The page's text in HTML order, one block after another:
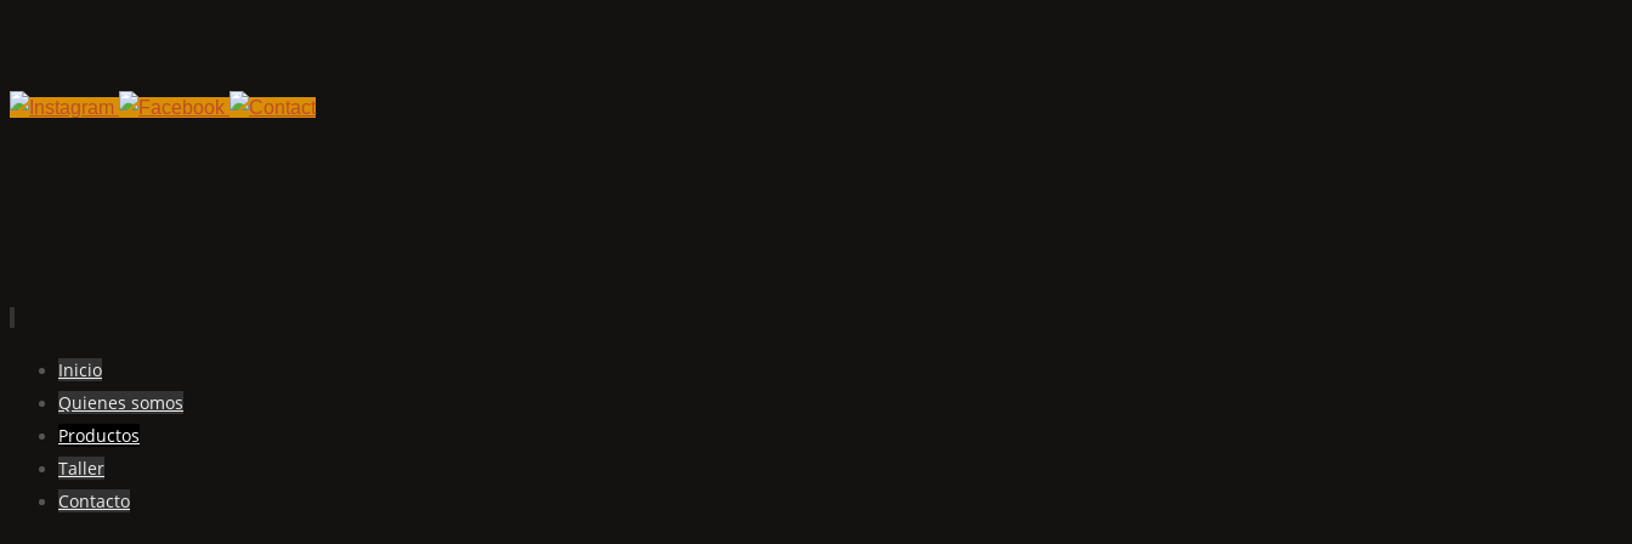
contenido
Inicio
Quienes somos
Productos
Taller
Contacto